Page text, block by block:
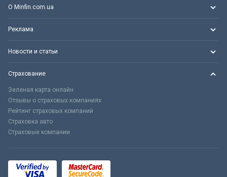
О Minfin.com.ua
Реклама
Новости и статьи
Страхование
Зеленая карта онлайн
Отзывы о страховых компаниях
Рейтинг страховых компаний
Страховка авто
Страховые компании